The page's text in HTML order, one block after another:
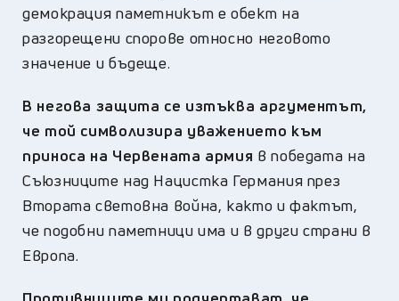
демокрация паметникът е обект на
разгорещени спорове относно неговото
значение и бъдеще.
В негова защита се изтъква аргументът,
че той символизира уважението към
приноса на Червената армия в победата на
Съюзниците над Нацистка Германия през
Втората световна война, както и фактът,
че подобни паметници има и в други страни в
Европа.